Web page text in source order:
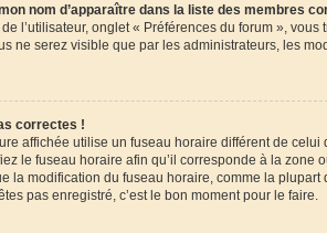
nom d’apparaître dans la liste des membres
l’utilisateur, onglet « Préférences du forum », vous
ne serez visible que par les administrateurs, les
correctes !
affichée utilise un fuseau horaire différent de
le fuseau horaire afin qu’il corresponde à la zone
la modification du fuseau horaire, comme la plupart
pas enregistré, c’est le bon moment pour le faire.